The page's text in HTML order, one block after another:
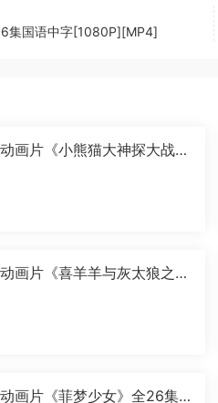
集国语中字[1080P][MP4]
动画片《小熊猫大神探大战卡
动画片《喜羊羊与灰太狼之古
动画片《菲梦少女》全26集